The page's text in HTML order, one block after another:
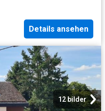
Details ansehen
12 bilder